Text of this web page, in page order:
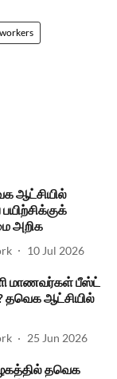
ஆட்சியில்
அறிக
10 Jul 2026
மாணவர்கள் பீஸ்ட்
தவெக ஆட்சியில்
25 Jun 2026
தவெக